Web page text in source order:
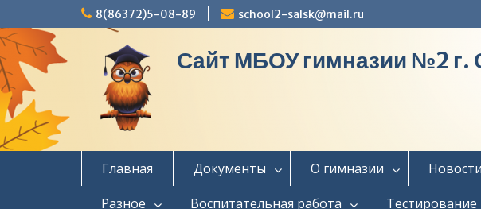
е
р
е
й
т
к
с
8(86372)5-08-89 school2-salsk@mail.ru
Сайт МБОУ гимназии №2 г.
Главная Документы О гимназии Новости
Разное
Воспитательная работа